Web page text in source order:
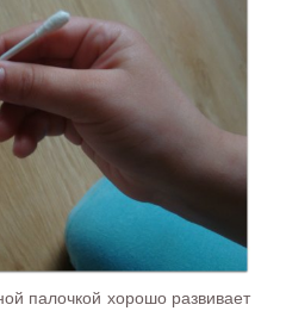
палочкой хорошо развивает